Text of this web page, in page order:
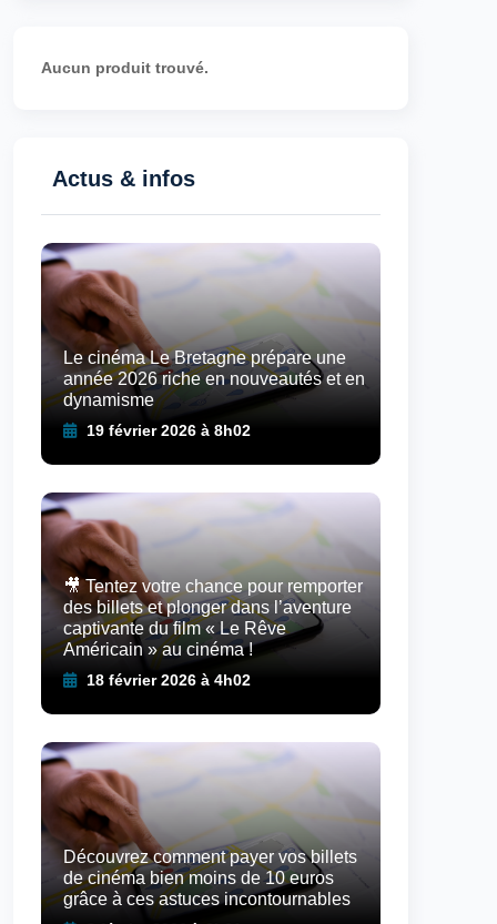
Aucun produit trouvé.
Actus & infos
Le cinéma Le Bretagne prépare une
année 2026 riche en nouveautés et en
dynamisme
19 février 2026 à 8h02
🎥 Tentez votre chance pour remporter
des billets et plonger dans l’aventure
captivante du film « Le Rêve
Américain » au cinéma !
18 février 2026 à 4h02
Découvrez comment payer vos billets
de cinéma bien moins de 10 euros
grâce à ces astuces incontournables